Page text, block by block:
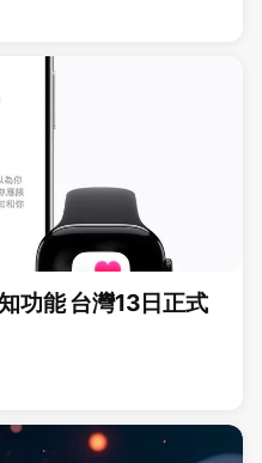
功能 台灣13日正式